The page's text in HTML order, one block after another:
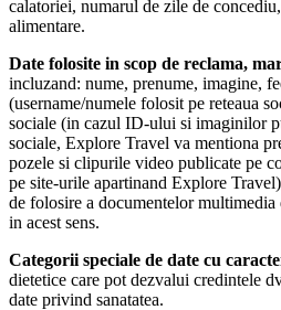
calatoriei, numarul de zile de
alimentare.
Date folosite in scop de reclama,
incluzand: nume, prenume, imagine,
(username/numele folosit pe reteaua
sociale (in cazul ID-ului si imaginilor
sociale, Explore Travel va mentiona
pozele si clipurile video publicate pe
pe site-urile apartinand Explore
de folosire a documentelor multimedia
in acest sens.
Categorii speciale de date cu
dietetice care pot dezvalui credintele
date privind sanatatea.